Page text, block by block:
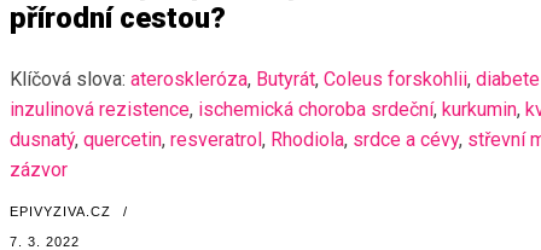
přírodní cestou?
Klíčová slova: ateroskleróza, Butyrát, Coleus forskohlii,
inzulinová rezistence, ischemická choroba srdeční, kurkumin,
dusnatý, quercetin, resveratrol, Rhodiola, srdce a cévy, střevní
zázvor
EPIVYZIVA.CZ /
7. 3. 2022